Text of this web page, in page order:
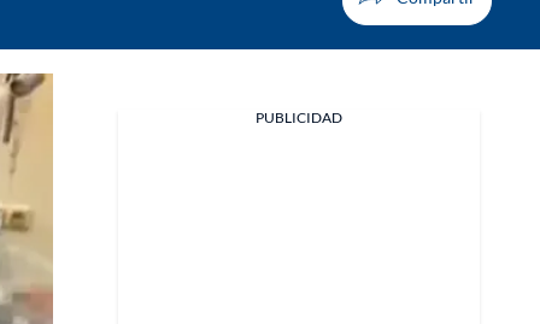
PUBLICIDAD